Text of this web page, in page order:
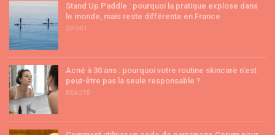
Stand Up Paddle : pourquoi la pratique explose dans
le monde, mais reste différente en France
SPORT
Acné à 30 ans : pourquoi votre routine skincare n’est
peut-être pas la seule responsable ?
BEAUTÉ